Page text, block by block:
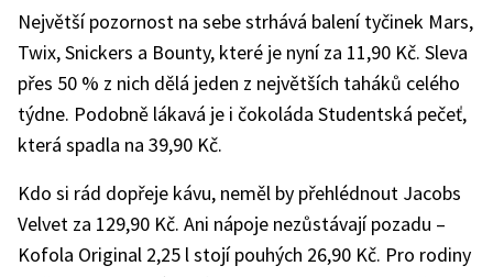
Největší pozornost na sebe strhává balení tyčinek Mars,
Twix, Snickers a Bounty, které je nyní za 11,90 Kč. Sleva
přes 50 % z nich dělá jeden z největších taháků celého
týdne. Podobně lákavá je i čokoláda Studentská pečeť,
která spadla na 39,90 Kč.
Kdo si rád dopřeje kávu, neměl by přehlédnout Jacobs
Velvet za 129,90 Kč. Ani nápoje nezůstávají pozadu –
Kofola Original 2,25 l stojí pouhých 26,90 Kč. Pro rodiny